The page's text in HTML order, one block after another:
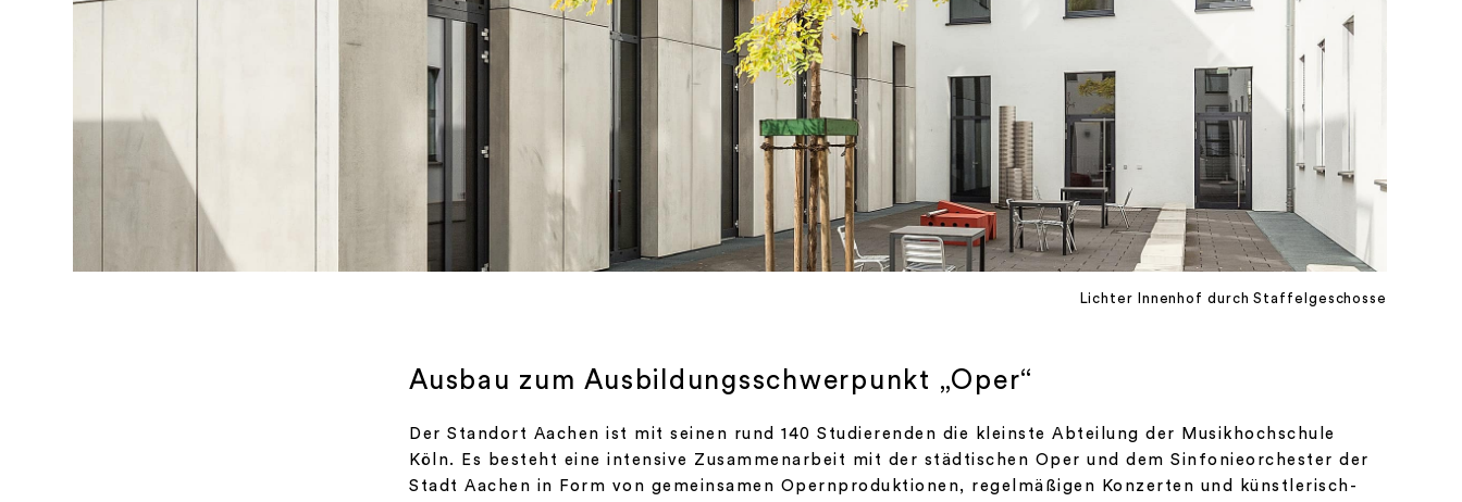
Lichter Innenhof durch Staffelgeschosse
Ausbau zum Ausbildungsschwerpunkt „Oper“
Der Standort Aachen ist mit seinen rund 140 Studierenden die kleinste Abteilung der Musikhochschule
Köln. Es besteht eine intensive Zusammenarbeit mit der städtischen Oper und dem Sinfonieorchester der
Stadt Aachen in Form von gemeinsamen Opernproduktionen, regelmäßigen Konzerten und künstlerisch-